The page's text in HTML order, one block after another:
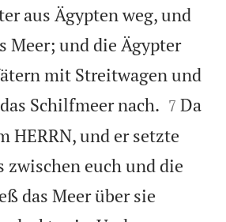
aus Ägypten weg, und
Meer; und die Ägypter
mit Streitwagen und
Schilfmeer nach. 

7 Da
HERRN, und er setzte
zwischen euch und die
das Meer über sie